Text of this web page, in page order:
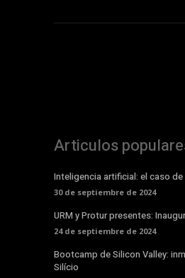
Articulos
Inteligencia artificial: el caso de
30 de septiembre de 2024
URM y Protur presentes:
24 de septiembre de 2024
Bootcamp de Silicon Valley:
Silício